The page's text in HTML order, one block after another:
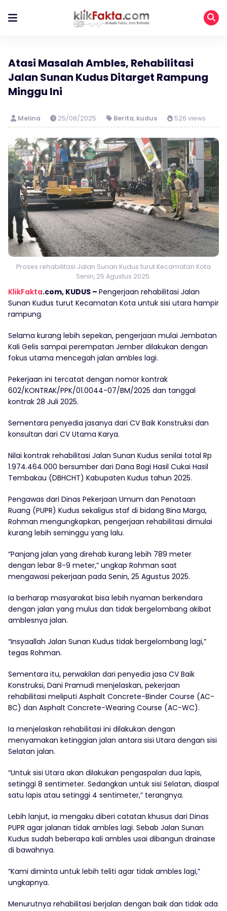
Atasi Masalah Ambles, Rehabilitasi
Jalan Sunan Kudus Ditarget Rampung
Minggu Ini
Melina 25/08/2025 Berita, kudus 526 views
Proses rehabilitasi Jalan Sunan Kudus turut Kecamatan Kota
Senin, 25 Agustus 2025.
KlikFakta.com, KUDUS – Pengerjaan rehabilitasi Jalan
Sunan Kudus turut Kecamatan Kota untuk sisi utara hampir
rampung.
Selama kurang lebih sepekan, pengerjaan mulai Jembatan
Kali Gelis sampai perempatan Jember dilakukan dengan
fokus utama mencegah jalan ambles lagi.
Pekerjaan ini tercatat dengan nomor kontrak
602/KONTRAK/PPK/01.0044-07/BM/2025 dan tanggal
kontrak 28 Juli 2025.
Sementara penyedia jasanya dari CV Baik Konstruksi dan
konsultan dari CV Utama Karya.
Nilai kontrak rehabilitasi Jalan Sunan Kudus senilai total Rp
1.974.464.000 bersumber dari Dana Bagi Hasil Cukai Hasil
Tembakau (DBHCHT) Kabupaten Kudus tahun 2025.
Pengawas dari Dinas Pekerjaan Umum dan Penataan
Ruang (PUPR) Kudus sekaligus staf di bidang Bina Marga,
Rohman mengungkapkan, pengerjaan rehabilitasi dimulai
kurang lebih seminggu yang lalu.
“Panjang jalan yang direhab kurang lebih 789 meter
dengan lebar 8-9 meter,” ungkap Rohman saat
mengawasi pekerjaan pada Senin, 25 Agustus 2025.
Ia berharap masyarakat bisa lebih nyaman berkendara
dengan jalan yang mulus dan tidak bergelombang akibat
amblesnya jalan.
“Insyaallah Jalan Sunan Kudus tidak bergelombang lagi,”
tegas Rohman.
Sementara itu, perwakilan dari penyedia jasa CV Baik
Konstruksi, Dani Pramudi menjelaskan, pekerjaan
rehabilitasi meliputi Asphalt Concrete-Binder Course (AC-
BC) dan Asphalt Concrete-Wearing Course (AC-WC).
Ia menjelaskan rehabilitasi ini dilakukan dengan
menyamakan ketinggian jalan antara sisi Utara dengan sisi
Selatan jalan.
“Untuk sisi Utara akan dilakukan pengaspalan dua lapis,
setinggi 8 sentimeter. Sedangkan untuk sisi Selatan, diaspal
satu lapis atau setinggi 4 sentimeter,” terangnya.
Lebih lanjut, ia mengaku diberi catatan khusus dari Dinas
PUPR agar jalanan tidak ambles lagi. Sebab Jalan Sunan
Kudus sudah beberapa kali ambles usai dibangun drainase
di bawahnya.
“Kami diminta untuk lebih teliti agar tidak ambles lagi,”
ungkapnya.
Menurutnya rehabilitasi berjalan dengan baik dan tidak ada